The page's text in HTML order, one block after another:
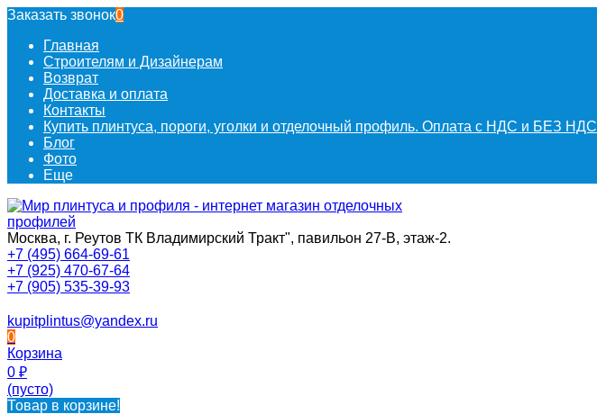
Заказать звонок0
Главная
Строителям и Дизайнерам
Возврат
Доставка и оплата
Контакты
Купить плинтуса, пороги, уголки и отделочный профиль. Оплата с НДС и БЕЗ НДС
Блог
Фото
Еще
Москва, г. Реутов ТК Владимирский Тракт", павильон 27-В, этаж-2.
+7 (495) 664-69-61
+7 (925) 470-67-64
+7 (905) 535-39-93
kupitplintus@yandex.ru
0
Корзина
0 ₽
(пусто)
Товар в корзине!